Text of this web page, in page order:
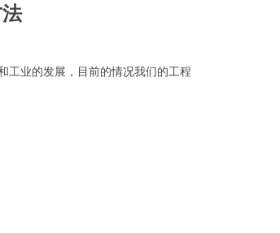
工业的发展，目前的情况我们的工程